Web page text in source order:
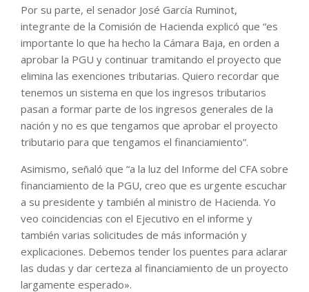
Por su parte, el senador José García Ruminot,
integrante de la Comisión de Hacienda explicó que “es
importante lo que ha hecho la Cámara Baja, en orden a
aprobar la PGU y continuar tramitando el proyecto que
elimina las exenciones tributarias. Quiero recordar que
tenemos un sistema en que los ingresos tributarios
pasan a formar parte de los ingresos generales de la
nación y no es que tengamos que aprobar el proyecto
tributario para que tengamos el financiamiento”.
Asimismo, señaló que “a la luz del Informe del CFA sobre
financiamiento de la PGU, creo que es urgente escuchar
a su presidente y también al ministro de Hacienda. Yo
veo coincidencias con el Ejecutivo en el informe y
también varias solicitudes de más información y
explicaciones. Debemos tender los puentes para aclarar
las dudas y dar certeza al financiamiento de un proyecto
largamente esperado».